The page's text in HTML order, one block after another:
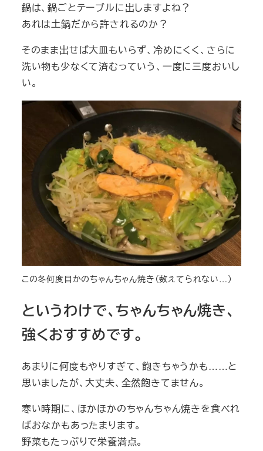
鍋は、鍋ごとテーブルに出しますよね？
あれは土鍋だから許されるのか？
そのまま出せば大皿もいらず、冷めにくく、さらに
洗い物も少なくて済むっていう、一度に三度おいし
い。
この冬何度目かのちゃんちゃん焼き（数えてられない…）
というわけで、ちゃんちゃん焼き、
強くおすすめです。
あまりに何度もやりすぎて、飽きちゃうかも……と
思いましたが、大丈夫、全然飽きてません。
寒い時期に、ほかほかのちゃんちゃん焼きを食べれ
ばおなかもあったまります。
野菜もたっぷりで栄養満点。